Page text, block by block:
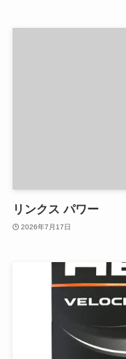
リンクス パワー
2026年7月17日